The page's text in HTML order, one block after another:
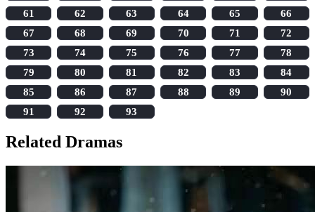
61
62 63 64 65
66
67
68 69 70 71
72
73
74 75 76 77
78
79
80 81 82 83
84
85
86 87 88 89
90
91
92 93
Related Dramas